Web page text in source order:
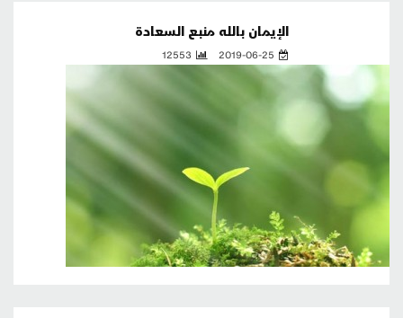
الإيمان بالله منبع السعادة
2019-06-25
12553